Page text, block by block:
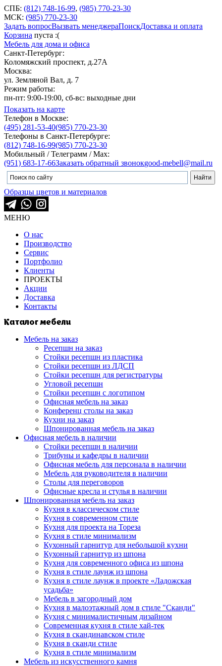
СПБ: (812) 748-16-99, (985) 770-23-30
МСК: (985) 770-23-30
Задать вопросВызвать менеджераПоискДоставка и оплата
Корзина пуста :(
Мебель для дома и офиса
Санкт-Петербург:
Коломяжский проспект, д.27А
Москва:
ул. Земляной Вал, д. 7
Режим работы:
пн-пт: 9:00-19:00, сб-вс: выходные дни
Показать на карте
Телефон в Москве:
(495) 281-53-40(985) 770-23-30
Телефоны в Санкт-Петербурге:
(812) 748-16-99(985) 770-23-30
Мобильный / Телеграмм / Max:
(951) 683-17-66Заказать обратный звонокgood-mebell@mail.ru
Образцы цветов и материалов
МЕНЮ
О нас
Производство
Сервис
Портфолио
Клиенты
ПРОЕКТЫ
Акции
Доставка
Контакты
Каталог мебели
Мебель на заказ
Ресепшн на заказ
Стойки ресепшн из пластика
Стойки ресепшн из ЛДСП
Стойки ресепшн для регистратуры
Угловой ресепшн
Стойки ресепшн с логотипом
Офисная мебель на заказ
Конференц столы на заказ
Кухни на заказ
Шпонированная мебель на заказ
Офисная мебель в наличии
Стойки ресепшн в наличии
Трибуны и кафедры в наличии
Офисная мебель для персонала в наличии
Мебель для руководителя в наличии
Столы для переговоров
Офисные кресла и стулья в наличии
Шпонированная мебель на заказ
Кухня в классическом стиле
Кухня в современном стиле
Кухня для проекта на Тореза
Кухня в стиле минимализм
Кухонный гарнитур для небольшой кухни
Кухонный гарнитур из шпона
Кухня для современного офиса из шпона
Кухня в стиле лаунж из шпона
Кухня в стиле лаунж в проекте «Ладожская
усадьба»
Мебель в загородный дом
Кухня в малоэтажный дом в стиле "Сканди"
Кухня с минималистичным дизайном
Современная кухня в стиле хай-тек
Кухня в скандинавском стиле
Кухня в сканди стиле
Кухня в стиле минимализм
Мебель из искусственного камня